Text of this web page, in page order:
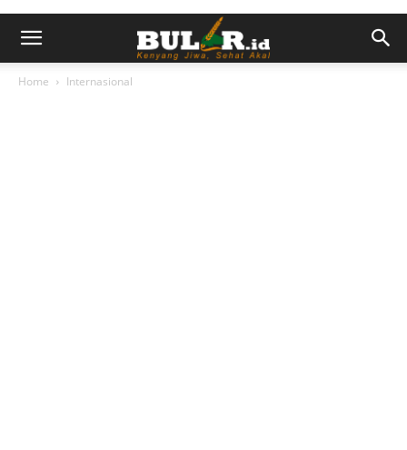
Home Internasional